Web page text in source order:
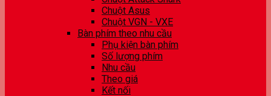
Chuột Asus
Chuột VGN - VXE
Bàn phím theo nhu cầu
Phụ kiện bàn phím
Số lượng phím
Nhu cầu
Theo giá
Kết nối